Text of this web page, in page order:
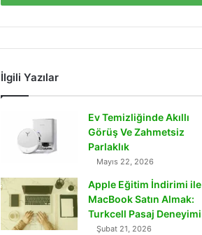
İlgili Yazılar
Ev Temizliğinde Akıllı
Görüş Ve Zahmetsiz
Parlaklık
Mayıs 22, 2026
Apple Eğitim İndirimi ile
MacBook Satın Almak:
Turkcell Pasaj Deneyimi
Şubat 21, 2026